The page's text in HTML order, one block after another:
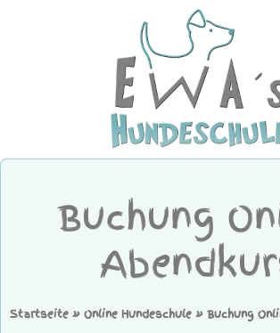
Buchung
Startseite » Online Hundeschule » Buchung